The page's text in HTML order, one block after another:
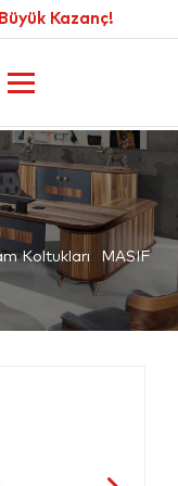
Kazanç!
Koltukları MASIF